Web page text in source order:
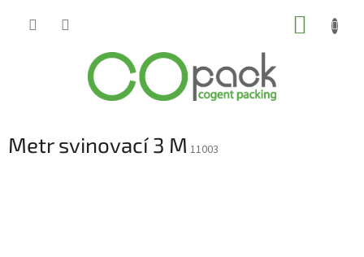
Metr svinovací 3 M 11003